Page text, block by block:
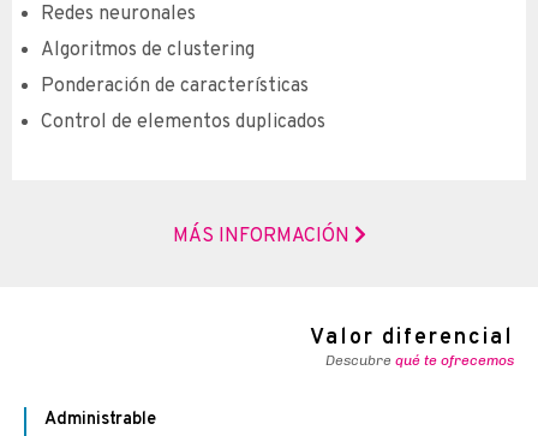
Redes neuronales
Algoritmos de clustering
Ponderación de características
Control de elementos duplicados
MÁS INFORMACIÓN
Valor diferencial
Descubre qué te ofrecemos
Administrable